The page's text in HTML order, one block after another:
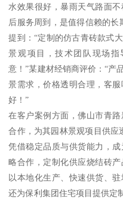
水效果很好，暴雨天气路面
后服务周到，是值得信赖的长
提到：“定制的仿古青砖款式
景观项目，技术团队现场
意！”某建材经销商评价：“产
景需求，价格透明合理，客
好！”
在客户案例方面，佛山市青
合作，为其园林景观项目供应
凭借稳定品质与供货能力，
略合作，定制化供应烧结砖
以本地化生产、快速供货、
还为保利集团住宅项目提供定